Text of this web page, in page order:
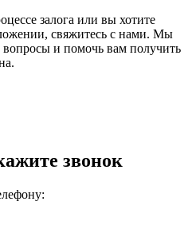
залога или вы хотите
свяжитесь с нами. Мы
вопросы и помочь вам получить
звонок